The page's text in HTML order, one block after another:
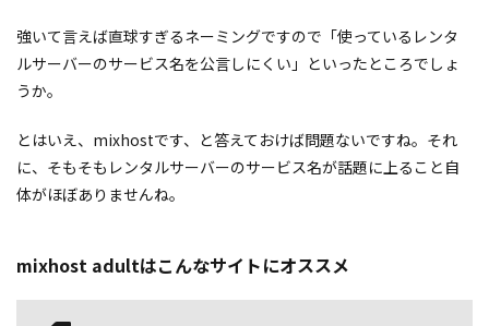
強いて言えば直球すぎるネーミングですので「使っているレンタ
ルサーバーのサービス名を公言しにくい」といったところでしょ
うか。
とはいえ、mixhostです、と答えておけば問題ないですね。それ
に、そもそもレンタルサーバーのサービス名が話題に上ること自
体がほぼありませんね。
mixhost adultはこんなサイトにオススメ